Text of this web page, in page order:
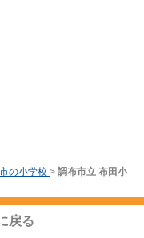
の小学校 > 調布市立 布田小
戻る